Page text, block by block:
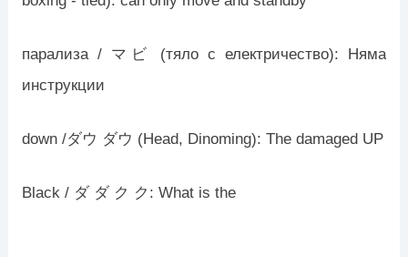
парализа / マビ (тяло с електричество): Няма
инструкции
down /ダウ ダウ (Head, Dinoming): The damaged UP
Black / ダ ダ ク ク: What is the